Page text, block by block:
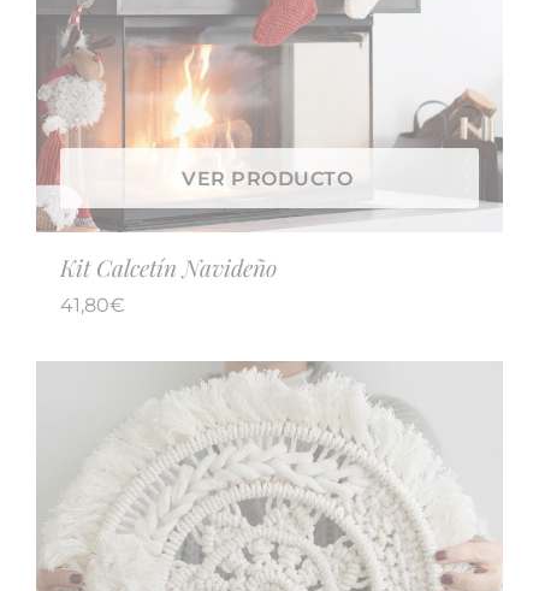
VER PRODUCTO
Kit Calcetín Navideño
41,80€